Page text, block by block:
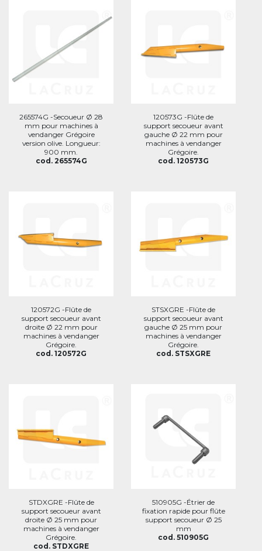
265574G -Secoueur Ø 28
mm pour machines à
vendanger Grégoire
version olive. Longueur:
900 mm.
cod. 265574G
120573G -Flûte de
support secoueur avant
gauche Ø 22 mm pour
machines à vendanger
Grégoire.
cod. 120573G
120572G -Flûte de
support secoueur avant
droite Ø 22 mm pour
machines à vendanger
Grégoire.
cod. 120572G
STSXGRE -Flûte de
support secoueur avant
gauche Ø 25 mm pour
machines à vendanger
Grégoire.
cod. STSXGRE
STDXGRE -Flûte de
support secoueur avant
droite Ø 25 mm pour
machines à vendanger
Grégoire.
cod. STDXGRE
510905G -Étrier de
fixation rapide pour flûte
support secoueur Ø 25
mm
cod. 510905G